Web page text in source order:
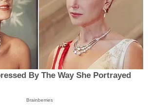
By The Way She Portrayed
Brainberries